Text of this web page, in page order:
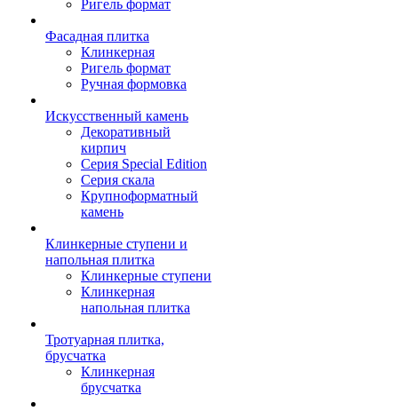
Ригель формат
Фасадная плитка
Клинкерная
Ригель формат
Ручная формовка
Искусственный камень
Декоративный
кирпич
Серия Special Edition
Серия скала
Крупноформатный
камень
Клинкерные ступени и
напольная плитка
Клинкерные ступени
Клинкерная
напольная плитка
Тротуарная плитка,
брусчатка
Клинкерная
брусчатка